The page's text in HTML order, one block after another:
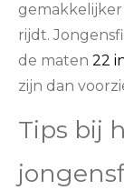
rijdt.
de maten 22
zijn dan
Tips bij